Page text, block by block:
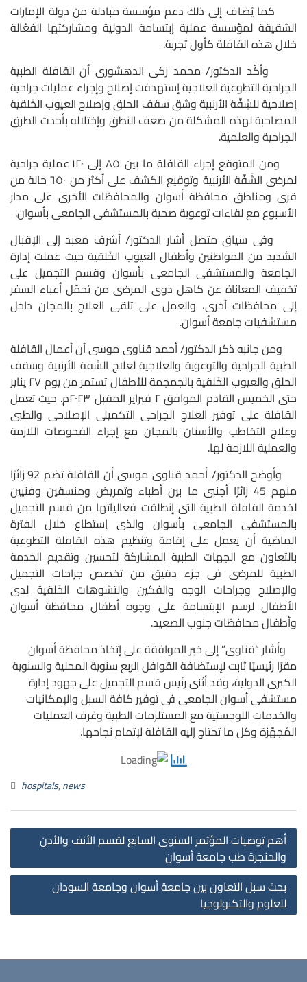
كما يُضاف إلى ذلك دعم مؤسسة مبادلة من دولة الإمارات
الشقيقة لمؤسسة عملية إبتسامة الدولية ومشاركتها الفعّالة
خلال هذه القافلة كأول تجربة.
وأكّد الدكتور/ محمد زكى الدهشورى أن القافلة الطبية
الجراحية التطوعية العلاجية إستهدفت إصلاح وإجراء عمليات جراحية
إصلاحية للشِفّة الأرنبية وشق سقف الحلق وإصلاح العيوب الخَلقية
المصاحبة لهذه المشكلة من ضعف النطق وإختلاله بأحدث الطرق
الجراحية والعلمية.
ومن المتوقع إجراء القافلة ما بين ٨٥ إلى ١٢٠ عملية جراحية
لمرضى الشَفّة الأرنبية وتوقيع الكشف على أكثر من ٦٥٠ حالة من
قرى ومناطق محافظة أسوان والمحافظات الأخرى على مدار
الأسبوع مع لقاءات توعوية صحية بالمستشفى الجامعى بأسوان.
وفى سياق متصل أشار الدكتور/ أشرف معبد إلى الإقبال
الشديد من المواطنين وأطفال العيوب الخَلقية حيث عملت إدارة
الجامعة والمستشفى الجامعى بأسوان وقسم التجميل على
تخفيف المعاناة عن كاهل ذوى المرضى من تحمّل أعباء السفر
إلى محافظات أخرى، والعمل على تلقى العلاج بالمجان داخل
مستشفيات جامعة أسوان.
ومن جانبه ذكر الدكتور/ أحمد قناوى موسى أن أعمال القافلة
الطبية الجراحية والتوعوية والعلاجية لعلاج الشفة الأرنبية وسقف
الحلق والعيوب الخَلقية بالجمجمة للأطفال تستمر من يوم ٢٧ يناير
حتى الخميس القادم الموافق ٢ فبراير المقبل ٢٠٢٣م. حيث تعمل
القافلة على توفير العلاج الجراحى التكميلى الإصلاحى والطبى
وعلاج التخاطب والأسنان بالمجان مع إجراء الفحوصات اللازمة
والعملية اللازمة لها.
وأوضح الدكتور/ أحمد قناوى موسى أن القافلة تضم 92 زائرًا
منهم 45 زائرًا أجنبى ما بين أطباء وتمريض ومنسقين وفنيين
لخدمة القافلة الطبية التى إنطلقت فعالياتها من قسم التجميل
بالمستشفى الجامعى بأسوان والذى إستطاع خلال الفترة
الماضية أن يعمل على إقامة وتنظيم هذه القافلة التطوعية
بالتعاون مع الجهات الطبية المشاركة لتحسين وتقديم الخدمة
الطبية للمرضى فى جزء دقيق من تخصص جراحات التجميل
والإصلاح وجراحات الوجه والفكين والتشوهات الخَلقية لدى
الأطفال لرسم الإبتسامة على وجوه أطفال محافظة أسوان
وأطفال محافظات جنوب الصعيد.
وأشار “قناوى” إلى خبر الموافقة على إتخاذ محافظة أسوان
مقرًا رئيسيًا ثابت لإستضافة القوافل الربع سنوية المحلية والسنوية
الكبرى الدولية، وقد أثنى رئيس قسم التجميل على جهود إدارة
مستشفى أسوان الجامعى فى توفير كافة السبل والإمكانيات
والخدمات اللوجستية مع المستلزمات الطبية وغرف العمليات
المُجهّزة وكل ما تحتاج إليه القافلة لإتمام نجاحها.
hospitals,news
أهم توصيات المؤتمر السنوى السابع لقسم الأنف والأذن
والحنجرة طب جامعة أسوان
بحث سبل التعاون بين جامعة أسوان وجامعة السودان
للعلوم والتكنولوجيا